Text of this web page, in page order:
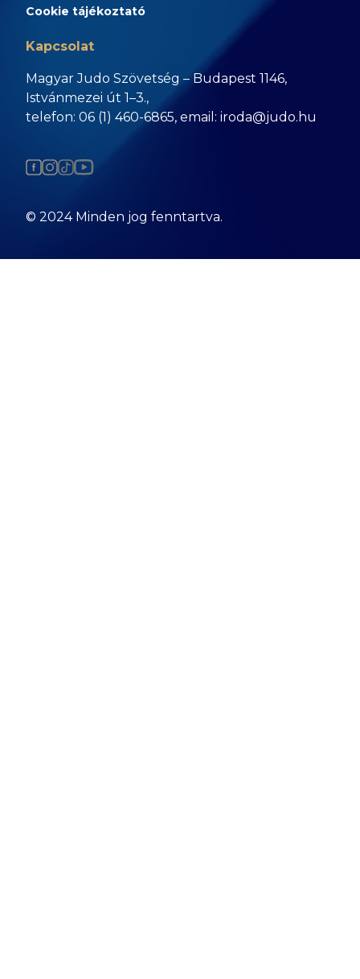
Cookie tájékoztató
Kapcsolat
Magyar Judo Szövetség – Budapest 1146,
Istvánmezei út 1–3.,
telefon: 06 (1) 460-6865, email: iroda@judo.hu
© 2024 Minden jog fenntartva.